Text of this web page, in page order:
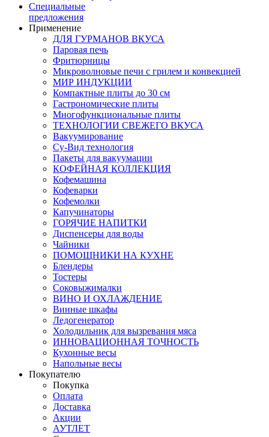
Специальные
предложения
Применение
ДЛЯ ГУРМАНОВ ВКУСА
Паровая печь
Фритюрницы
Микроволновые печи с грилем и конвекцией
МИР ИНДУКЦИИ
Компактные плиты до 30 см
Гастрономические плиты
Многофункциональные плиты
ТЕХНОЛОГИИ СВЕЖЕГО ВКУСА
Вакуумирование
Су-Вид технология
Пакеты для вакуумации
КОФЕЙНАЯ КОЛЛЕКЦИЯ
Кофемашина
Кофеварки
Кофемолки
Капучинаторы
ГОРЯЧИЕ НАПИТКИ
Диспенсеры для воды
Чайники
ПОМОЩНИКИ НА КУХНЕ
Блендеры
Тостеры
Соковыжималки
ВИНО И ОХЛАЖДЕНИЕ
Винные шкафы
Ледогенератор
Холодильник для вызревания мяса
ИННОВАЦИОННАЯ ТОЧНОСТЬ
Кухонные весы
Напольные весы
Покупателю
Покупка
Оплата
Доставка
Акции
АУТЛЕТ